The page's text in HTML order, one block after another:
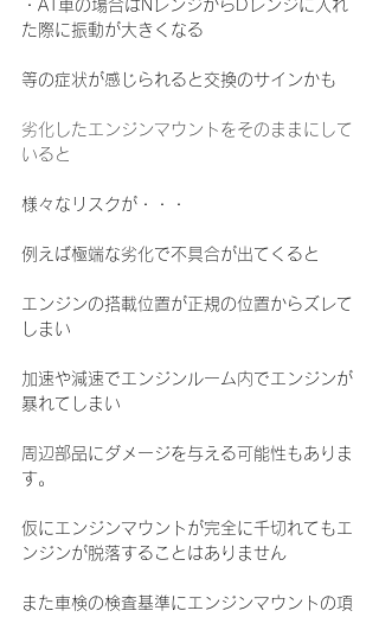
・AT車の場合はNレンジからDレンジに入れ
た際に振動が大きくなる
等の症状が感じられると交換のサインかも
劣化したエンジンマウントをそのままにして
いると
様々なリスクが・・・
例えば極端な劣化で不具合が出てくると
エンジンの搭載位置が正規の位置からズレて
しまい
加速や減速でエンジンルーム内でエンジンが
暴れてしまい
周辺部品にダメージを与える可能性もありま
す。
仮にエンジンマウントが完全に千切れてもエ
ンジンが脱落することはありません
また車検の検査基準にエンジンマウントの項